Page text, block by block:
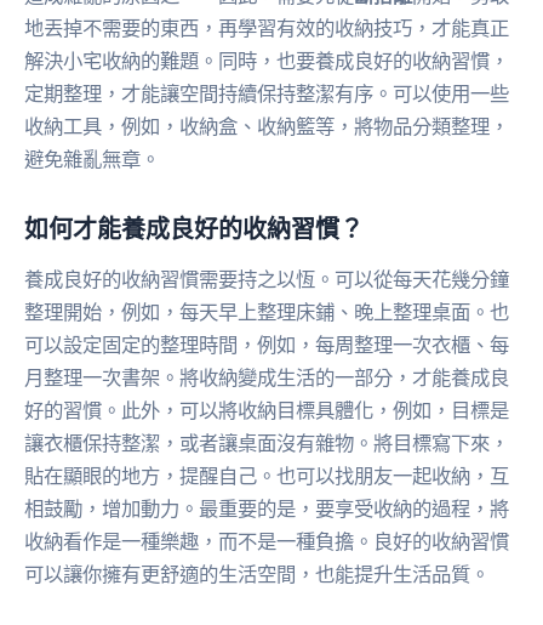
地丟掉不需要的東西，再學習有效的收納技巧，才能真正
解決小宅收納的難題。同時，也要養成良好的收納習慣，
定期整理，才能讓空間持續保持整潔有序。可以使用一些
收納工具，例如，收納盒、收納籃等，將物品分類整理，
避免雜亂無章。
如何才能養成良好的收納習慣？
養成良好的收納習慣需要持之以恆。可以從每天花幾分鐘
整理開始，例如，每天早上整理床鋪、晚上整理桌面。也
可以設定固定的整理時間，例如，每周整理一次衣櫃、每
月整理一次書架。將收納變成生活的一部分，才能養成良
好的習慣。此外，可以將收納目標具體化，例如，目標是
讓衣櫃保持整潔，或者讓桌面沒有雜物。將目標寫下來，
貼在顯眼的地方，提醒自己。也可以找朋友一起收納，互
相鼓勵，增加動力。最重要的是，要享受收納的過程，將
收納看作是一種樂趣，而不是一種負擔。良好的收納習慣
可以讓你擁有更舒適的生活空間，也能提升生活品質。